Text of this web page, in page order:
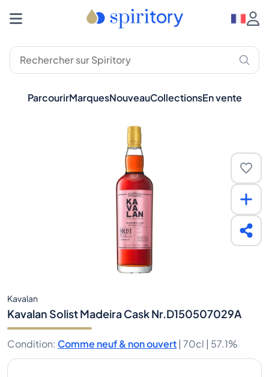
ParcourirMarquesNouveauCollectionsEn vente
Kavalan
Kavalan Solist Madeira Cask Nr.D150507029A
Condition: Comme neuf & non ouvert | 70cl | 57.1%